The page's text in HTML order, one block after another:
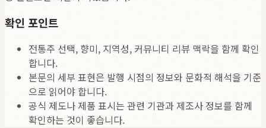
확인 포인트
전통주 선택, 향미, 지역성, 커뮤니티 리뷰 맥락을 함께 확인
합니다.
본문의 세부 표현은 발행 시점의 정보와 문화적 해석을 기준
으로 읽어야 합니다.
공식 제도나 제품 표시는 관련 기관과 제조사 정보를 함께
확인하는 것이 좋습니다.